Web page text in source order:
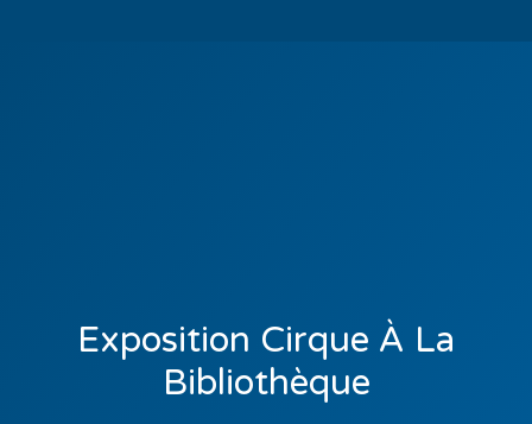
Exposition Cirque À La
Bibliothèque